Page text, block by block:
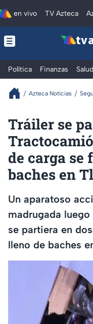
en vivo TV Azteca
tv
Política Finanzas
Azteca Noticias
Tráiler se
de carga se
baches en
Un aparatoso
madrugada
se partiera en
lleno de baches